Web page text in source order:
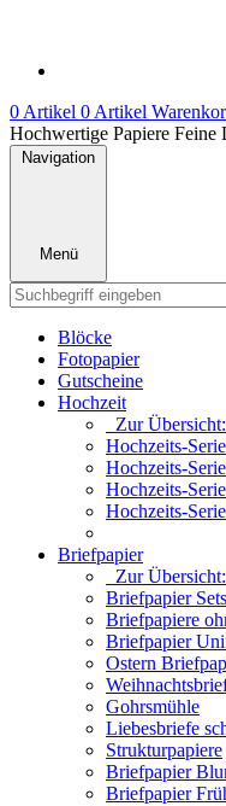
0 Artikel 0 Artikel
Hochwertige Papiere Feine
Navigation
Menü
Blöcke
Fotopapier
Gutscheine
Hochzeit
Zur
Hochzeits-
Hochzeits-
Hochzeits-
Hochzeits-
Briefpapier
Zur
Briefpapier
Briefpapiere
Briefpapier
Ostern
Gohrsmühle
Liebesbriefe
Strukturpapiere
Briefpapier
Briefpapier